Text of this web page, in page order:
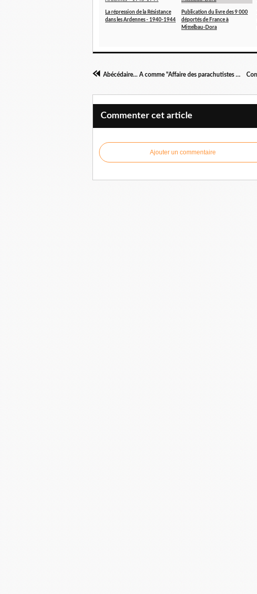
La répression de la Résistance
dans les Ardennes - 1940-1944
Publication du livre des 9 000
déportés de France à
Mittelbau-Dora
Abécédaire... A comme "Affaire des parachutistes alliés" (2)
Commenter cet article
Ajouter un commentaire